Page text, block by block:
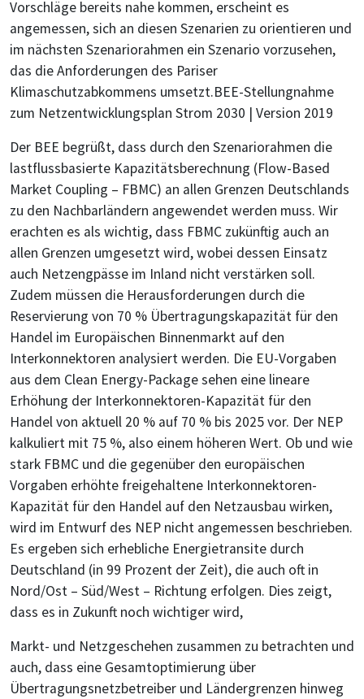
Vorschläge bereits nahe kommen, erscheint es
angemessen, sich an diesen Szenarien zu orientieren und
im nächsten Szenariorahmen ein Szenario vorzusehen,
das die Anforderungen des Pariser
Klimaschutzabkommens umsetzt.BEE-Stellungnahme
zum Netzentwicklungsplan Strom 2030 | Version 2019
Der BEE begrüßt, dass durch den Szenariorahmen die
lastflussbasierte Kapazitätsberechnung (Flow-Based
Market Coupling – FBMC) an allen Grenzen Deutschlands
zu den Nachbarländern angewendet werden muss. Wir
erachten es als wichtig, dass FBMC zukünftig auch an
allen Grenzen umgesetzt wird, wobei dessen Einsatz
auch Netzengpässe im Inland nicht verstärken soll.
Zudem müssen die Herausforderungen durch die
Reservierung von 70 % Übertragungskapazität für den
Handel im Europäischen Binnenmarkt auf den
Interkonnektoren analysiert werden. Die EU-Vorgaben
aus dem Clean Energy-Package sehen eine lineare
Erhöhung der Interkonnektoren-Kapazität für den
Handel von aktuell 20 % auf 70 % bis 2025 vor. Der NEP
kalkuliert mit 75 %, also einem höheren Wert. Ob und wie
stark FBMC und die gegenüber den europäischen
Vorgaben erhöhte freigehaltene Interkonnektoren-
Kapazität für den Handel auf den Netzausbau wirken,
wird im Entwurf des NEP nicht angemessen beschrieben.
Es ergeben sich erhebliche Energietransite durch
Deutschland (in 99 Prozent der Zeit), die auch oft in
Nord/Ost – Süd/West – Richtung erfolgen. Dies zeigt,
dass es in Zukunft noch wichtiger wird,
Markt- und Netzgeschehen zusammen zu betrachten und
auch, dass eine Gesamtoptimierung über
Übertragungsnetzbetreiber und Ländergrenzen hinweg